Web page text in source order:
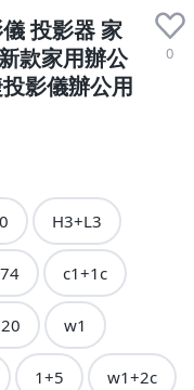
投影器 家
款家用辦公
影儀辦公用
0
H3+L3
c1+1c
w1
1+5 w1+2c